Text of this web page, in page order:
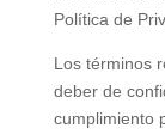
Política de
Los términos
deber de
cumplimiento